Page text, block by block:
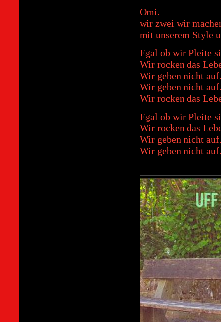
Omi.
wir zwei wir
mit unserem Style
Egal ob wir Pleite
Wir rocken das
Wir geben nicht
Wir geben nicht
Wir rocken das
Egal ob wir Pleite
Wir rocken das
Wir geben nicht
Wir geben nicht